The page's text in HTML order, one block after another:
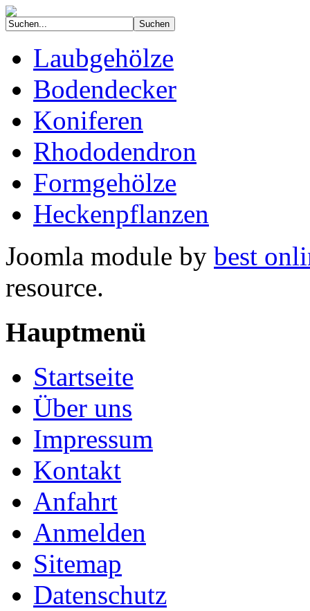
Laubgehölze
Bodendecker
Koniferen
Rhododendron
Formgehölze
Heckenpflanzen
Joomla module by best
resource.
Hauptmenü
Startseite
Über uns
Impressum
Kontakt
Anfahrt
Anmelden
Sitemap
Datenschutz